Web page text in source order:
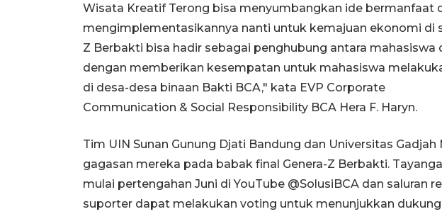
Wisata Kreatif Terong bisa menyumbangkan ide bermanfaat
mengimplementasikannya nanti untuk kemajuan ekonomi di
Z Berbakti bisa hadir sebagai penghubung antara mahasiswa
dengan memberikan kesempatan untuk mahasiswa
di desa-desa binaan Bakti BCA," kata EVP Corporate
Communication & Social Responsibility BCA Hera F. Haryn.
Tim UIN Sunan Gunung Djati Bandung dan Universitas
gagasan mereka pada babak final Genera-Z Berbakti.
mulai pertengahan Juni di YouTube @SolusiBCA dan saluran
suporter dapat melakukan voting untuk menunjukkan